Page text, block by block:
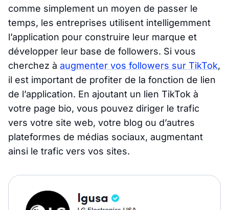
comme simplement un moyen de passer le
temps, les entreprises utilisent intelligemment
l’application pour construire leur marque et
développer leur base de followers. Si vous
cherchez à augmenter vos followers sur TikTok,
il est important de profiter de la fonction de lien
de l’application. En ajoutant un lien TikTok à
votre page bio, vous pouvez diriger le trafic
vers votre site web, votre blog ou d’autres
plateformes de médias sociaux, augmentant
ainsi le trafic vers vos sites.